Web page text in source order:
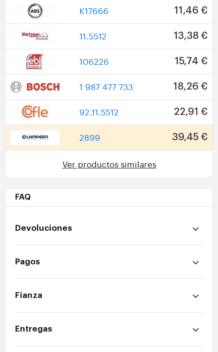
K17666 11,46 €
11.5512 13,38 €
106226 15,74 €
1 987 477 733 18,26 €
92.11.5512 22,91 €
2899 39,45 €
Ver productos similares
FAQ
Devoluciones
Pagos
Fianza
Entregas